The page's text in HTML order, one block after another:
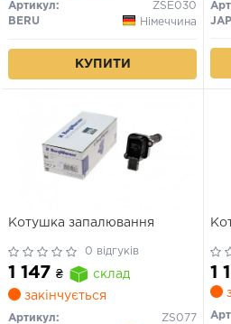
Артикул:
ZSE030
BERU
Німеччина
КУПИТИ
Котушка запалювання
0 відгуків
1 147 ₴
склад
закінчується
Артикул:
ZS077
1